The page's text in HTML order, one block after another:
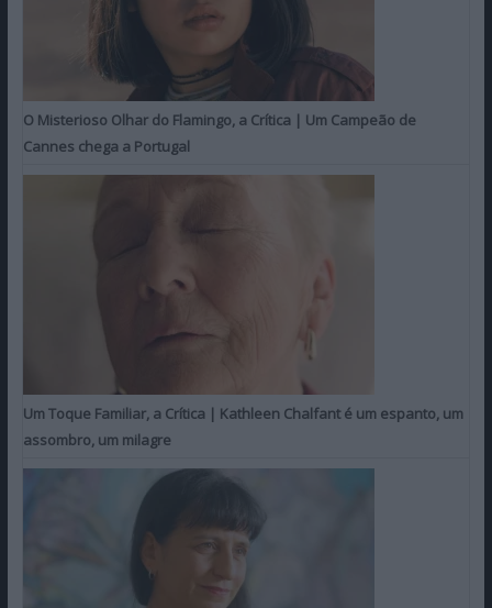
O Misterioso Olhar do Flamingo, a Crítica | Um Campeão de
Cannes chega a Portugal
Um Toque Familiar, a Crítica | Kathleen Chalfant é um espanto, um
assombro, um milagre